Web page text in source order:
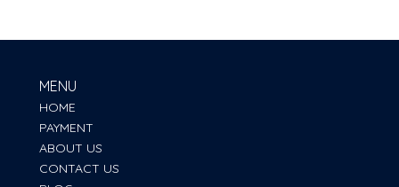
MENU
HOME
PAYMENT
ABOUT US
CONTACT US